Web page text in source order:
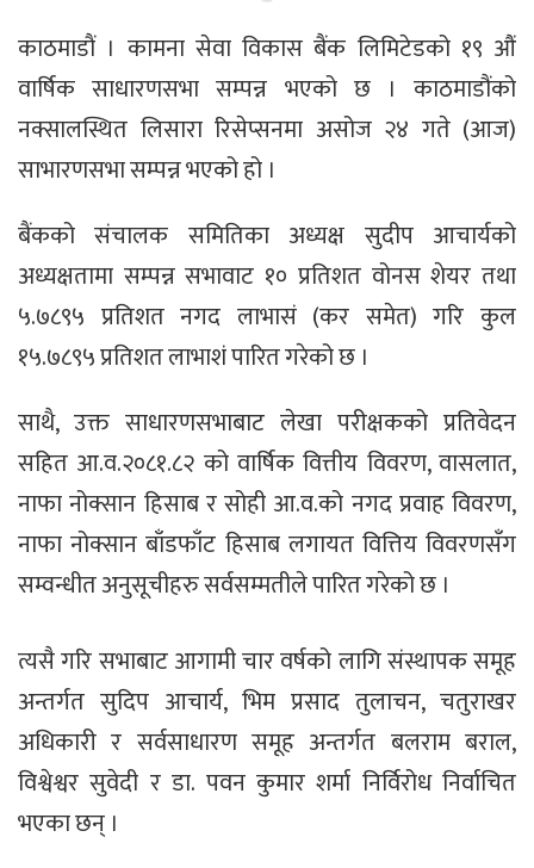
काठमाडाैं । कामना सेवा विकास बैंक लिमिटेडको १९ औं
वार्षिक साधारणसभा सम्पन्न भएको छ । काठमाडौंको
नक्सालस्थित लिसारा रिसेप्सनमा असोज २४ गते (आज)
साभारणसभा सम्पन्न भएको हो ।
बैंकको संचालक समितिका अध्यक्ष सुदीप आचार्यको
अध्यक्षतामा सम्पन्न सभावाट १० प्रतिशत वोनस शेयर तथा
५.७८९५ प्रतिशत नगद लाभासं (कर समेत) गरि कुल
१५.७८९५ प्रतिशत लाभाशं पारित गरेको छ ।
साथै, उक्त साधारणसभाबाट लेखा परीक्षकको प्रतिवेदन
सहित आ.व.२०८१.८२ को वार्षिक वित्तीय विवरण, वासलात,
नाफा नोक्सान हिसाब र सोही आ.व.को नगद प्रवाह विवरण,
नाफा नोक्सान बाँडफाँट हिसाब लगायत वित्तिय विवरणसँग
सम्वन्धीत अनुसूचीहरु सर्वसम्मतीले पारित गरेको छ ।
त्यसै गरि सभाबाट आगामी चार वर्षको लागि संस्थापक समूह
अन्तर्गत सुदिप आचार्य, भिम प्रसाद तुलाचन, चतुराखर
अधिकारी र सर्वसाधारण समूह अन्तर्गत बलराम बराल,
विश्वेश्वर सुवेदी र डा. पवन कुमार शर्मा निर्विरोध निर्वाचित
भएका छन् ।